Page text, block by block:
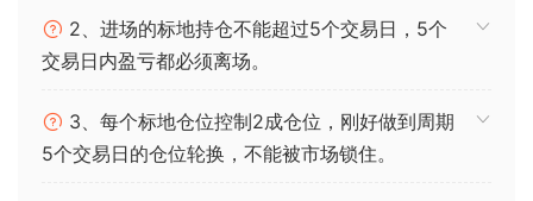
2、进场的标地持仓不能超过5个交易日，5个
交易日内盈亏都必须离场。
3、每个标地仓位控制2成仓位，刚好做到周期
5个交易日的仓位轮换，不能被市场锁住。